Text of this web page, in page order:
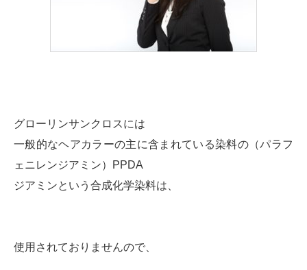
グローリンサンクロスには
一般的なヘアカラーの主に含まれている染料の（パラフ
ェニレンジアミン）PPDA
ジアミンという合成化学染料は、
使用されておりませんので、